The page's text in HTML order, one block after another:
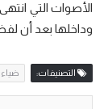
الأصوات التي
وداخلها بعد أن
التصنيفات: ضياء